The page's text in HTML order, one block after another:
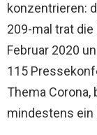
konzentrieren:
209-mal trat
Februar 2020
115
Thema Corona,
mindestens ein